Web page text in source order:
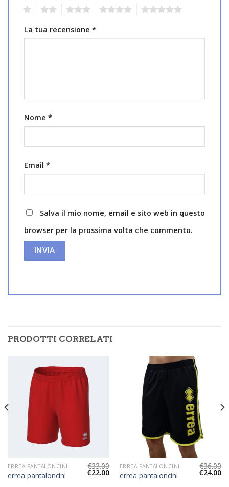
La tua recensione *
Nome *
Email *
Salva il mio nome, email e sito web in questo
browser per la prossima volta che commento.
PRODOTTI CORRELATI
ERREA PANTALONCINI
errea pantaloncini
€33.00
€22.00
ERREA PANTALONCINI
errea pantaloncini
€36.00
€24.00